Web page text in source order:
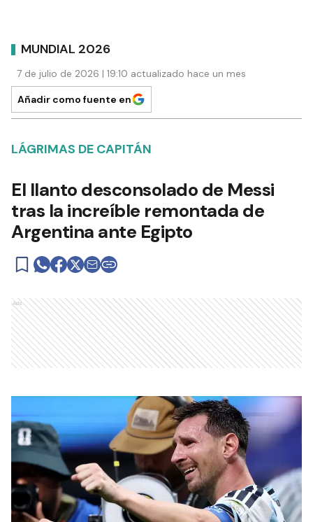
MUNDIAL 2026
7 de julio de 2026 | 19:10 actualizado hace un mes
Añadir como fuente en
LÁGRIMAS DE CAPITÁN
El llanto desconsolado de Messi
tras la increíble remontada de
Argentina ante Egipto
Ads